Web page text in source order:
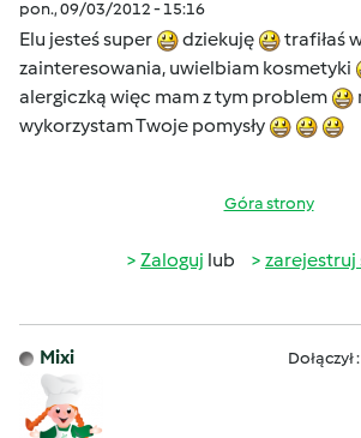
pon., 09/03/2012 - 15:16
Elu jesteś super
dziekuję
trafiłaś
zainteresowania, uwielbiam kosmetyki
alergiczką więc mam z tym problem
wykorzystam Twoje pomysły
Góra strony
Zaloguj lub zarejestruj
Mixi